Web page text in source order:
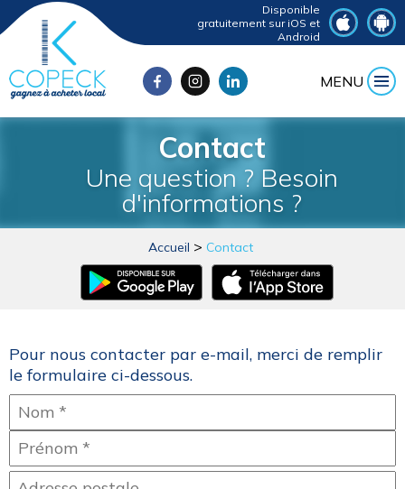
Disponible
gratuitement sur iOS et
Android
MENU
Contact
Une question ? Besoin
d'informations ?
Accueil Contact
Pour nous contacter par e-mail, merci de remplir
le formulaire ci-dessous.